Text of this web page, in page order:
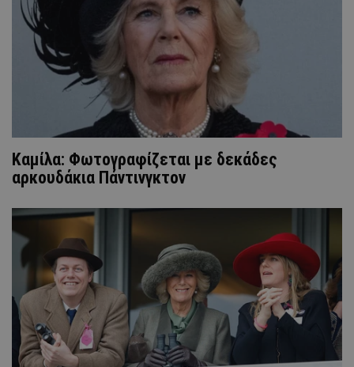
Καμίλα: Φωτογραφίζεται με δεκάδες
αρκουδάκια Πάντινγκτον